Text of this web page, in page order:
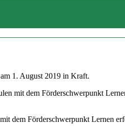
1. August 2019 in Kraft.
mit dem Förderschwerpunkt
dem Förderschwerpunkt Lernen